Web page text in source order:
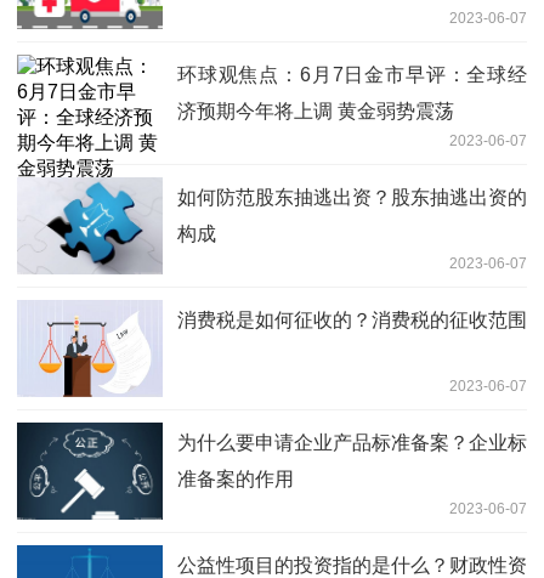
2023-06-07
环球观焦点：6月7日金市早评：全球经
济预期今年将上调 黄金弱势震荡
2023-06-07
如何防范股东抽逃出资？股东抽逃出资的
构成
2023-06-07
消费税是如何征收的？消费税的征收范围
2023-06-07
为什么要申请企业产品标准备案？企业标
准备案的作用
2023-06-07
公益性项目的投资指的是什么？财政性资